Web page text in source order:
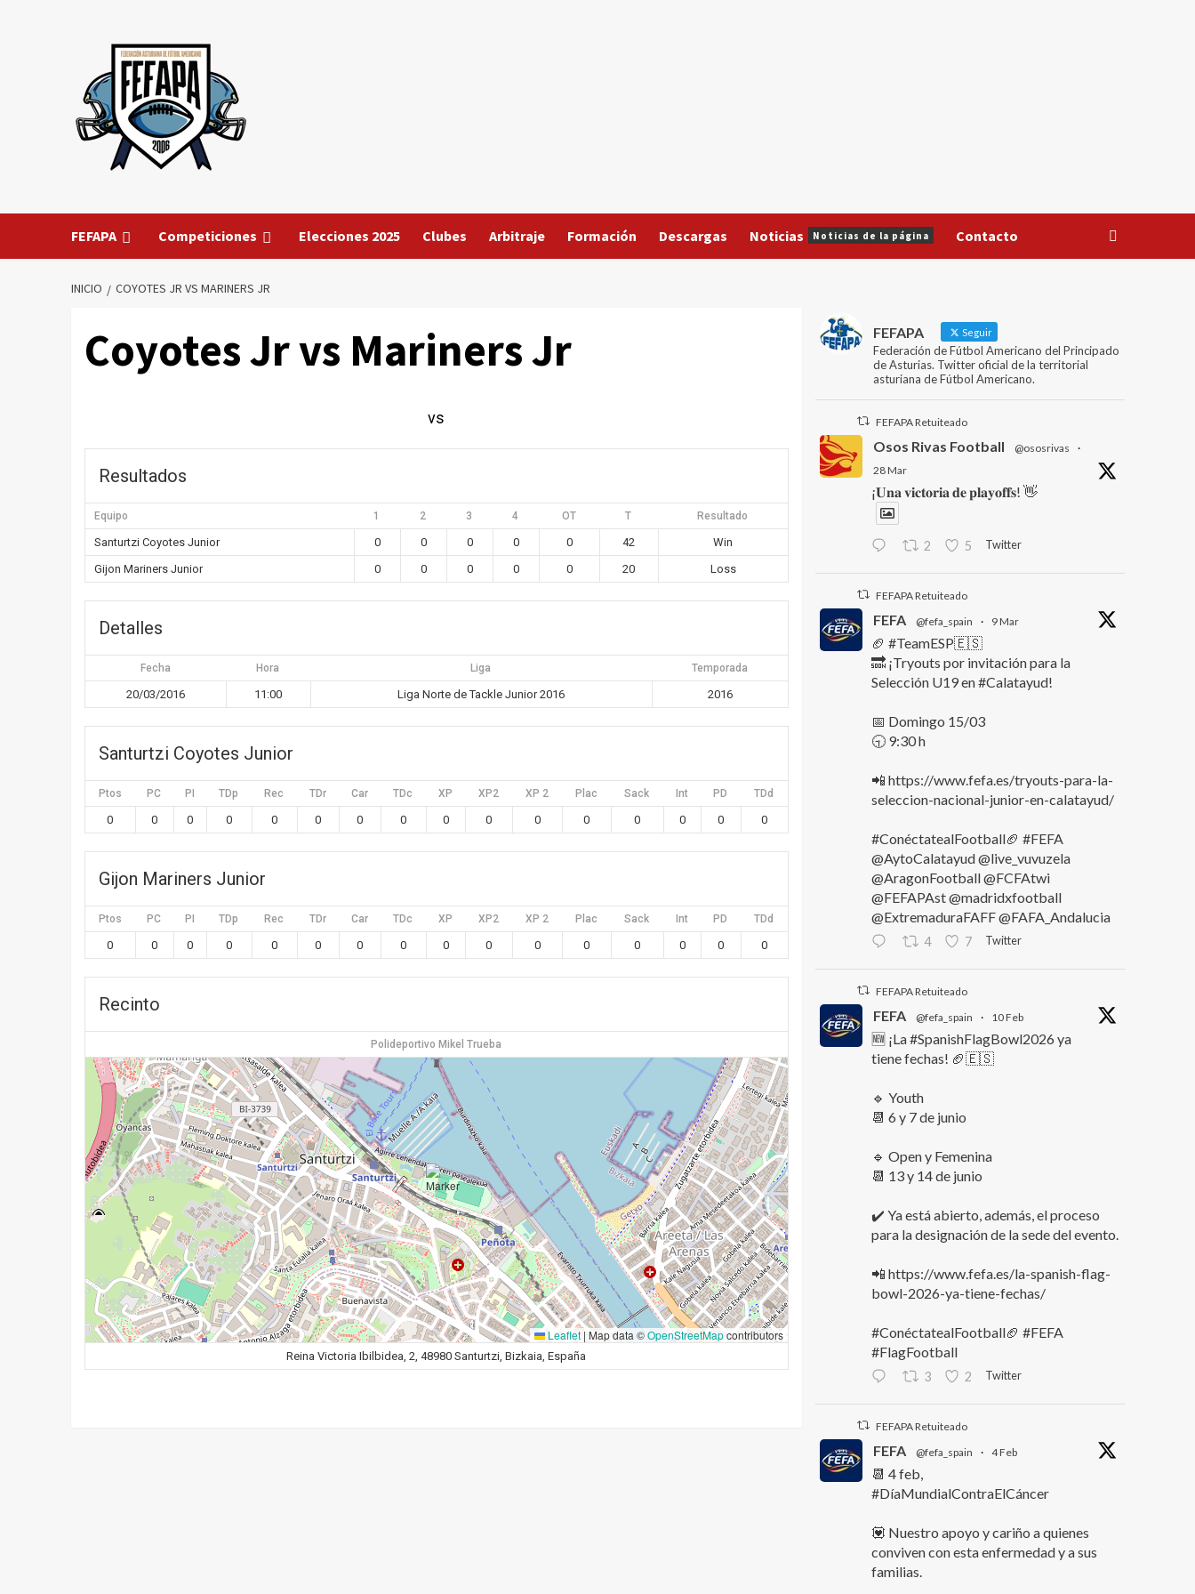
FEFAPA Competiciones Elecciones 2025 Clubes Arbitraje Formación Descargas Noticias Noticias de la página Contacto
INICIO COYOTES JR VS MARINERS JR
Coyotes Jr vs Mariners Jr
vs
Resultados
Equipo 1 2 3 4 OT T Resultado
Santurtzi Coyotes Junior 0 0 0 0 0 42
Win
Gijon Mariners Junior
0 0 0 0 0 20 Loss
Detalles
Fecha Hora Liga Temporada
20/03/2016 11:00 Liga Norte de Tackle Junior 2016 2016
Santurtzi Coyotes Junior
Ptos PC PI TDp Rec TDr Car TDc XP XP2 XP 2 Plac Sack Int PD TDd
0 0 0 0 0 0 0 0 0 0 0 0 0 0 0 0
Gijon Mariners Junior
Ptos PC PI TDp Rec TDr Car TDc XP XP2 XP 2 Plac Sack Int PD TDd
0 0 0 0 0 0 0 0 0 0 0 0 0 0 0 0
Recinto
Polideportivo Mikel Trueba
Leaflet | Map data ©OpenStreetMapcontributors
Reina Victoria Ibilbidea, 2, 48980 Santurtzi, Bizkaia, España
FEFAPA Seguir
Federación de Fútbol Americano del Principado
de Asturias. Twitter oficial de la territorial
asturiana de Fútbol Americano.
FEFAPA Retuiteado
Osos Rivas Football @ososrivas
·
28 Mar
¡𝐔𝐧𝐚 𝐯𝐢𝐜𝐭𝐨𝐫𝐢𝐚 𝐝𝐞 𝐩𝐥𝐚𝐲𝐨𝐟𝐟𝐬! 👋
2 5 Twitter
FEFAPA Retuiteado
FEFA @fefa_spain · 9 Mar
🏈 #TeamESP🇪🇸
🔜 ¡Tryouts por invitación para la
Selección U19 en #Calatayud!
📅 Domingo 15/03
🕤 9:30 h
📲 https://www.fefa.es/tryouts-para-la-
seleccion-nacional-junior-en-calatayud/
#ConéctatealFootball🏈 #FEFA
@AytoCalatayud @live_vuvuzela
@AragonFootball @FCFAtwi
@FEFAPAst @madridxfootball
@ExtremaduraFAFF @FAFA_Andalucia
4 7 Twitter
FEFAPA Retuiteado
FEFA @fefa_spain · 10 Feb
🆕 ¡La #SpanishFlagBowl2026 ya
tiene fechas! 🏈🇪🇸
🔹 Youth
📆 6 y 7 de junio
🔹 Open y Femenina
📆 13 y 14 de junio
✔️ Ya está abierto, además, el proceso
para la designación de la sede del evento.
📲 https://www.fefa.es/la-spanish-flag-
bowl-2026-ya-tiene-fechas/
#ConéctatealFootball🏈 #FEFA
#FlagFootball
3 2 Twitter
FEFAPA Retuiteado
FEFA @fefa_spain · 4 Feb
📆 4 feb,
#DíaMundialContraElCáncer
💟 Nuestro apoyo y cariño a quienes
conviven con esta enfermedad y a sus
familias.